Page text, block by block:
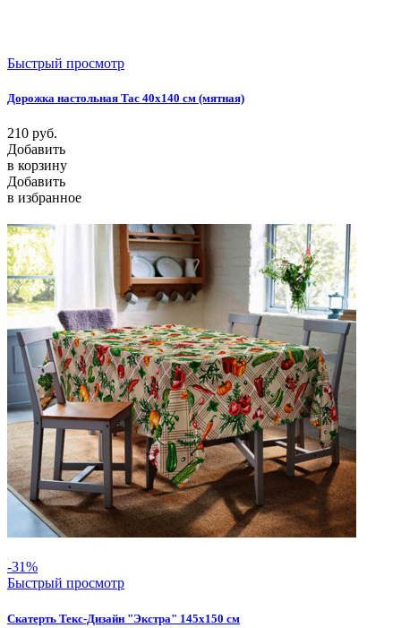
Быстрый просмотр
Дорожка настольная Tac 40x140 см (мятная)
210 руб.
Добавить
в корзину
Добавить
в избранное
-31%
Быстрый просмотр
Скатерть Текс-Дизайн "Экстра" 145х150 см